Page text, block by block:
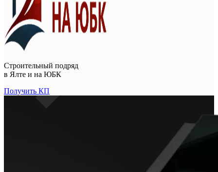
Строительный подряд
в Ялте и на ЮБК
Получить КП